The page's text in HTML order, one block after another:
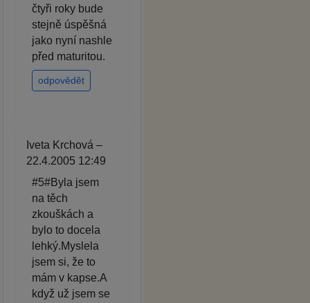
čtyři roky bude
stejně úspěšná
jako nyní nashle
před maturitou.
odpovědět
Iveta Krchová –
22.4.2005 12:49
#5#Byla jsem
na těch
zkouškách a
bylo to docela
lehký.Myslela
jsem si, že to
mám v kapse.A
když už jsem se